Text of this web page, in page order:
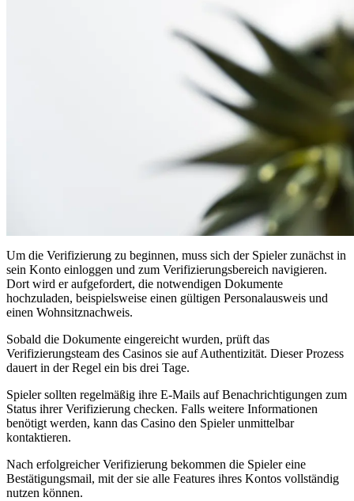
Um die Verifizierung zu beginnen, muss sich der Spieler zunächst in
sein Konto einloggen und zum Verifizierungsbereich navigieren.
Dort wird er aufgefordert, die notwendigen Dokumente
hochzuladen, beispielsweise einen gültigen Personalausweis und
einen Wohnsitznachweis.
Sobald die Dokumente eingereicht wurden, prüft das
Verifizierungsteam des Casinos sie auf Authentizität. Dieser Prozess
dauert in der Regel ein bis drei Tage.
Spieler sollten regelmäßig ihre E-Mails auf Benachrichtigungen zum
Status ihrer Verifizierung checken. Falls weitere Informationen
benötigt werden, kann das Casino den Spieler unmittelbar
kontaktieren.
Nach erfolgreicher Verifizierung bekommen die Spieler eine
Bestätigungsmail, mit der sie alle Features ihres Kontos vollständig
nutzen können.